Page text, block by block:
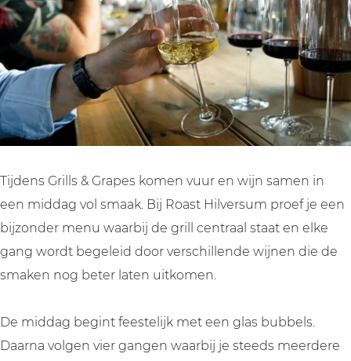
e
s
a
p
e
s
r
a
p
e
e
s
G
r
a
p
s
Tijdens Grills & Grapes komen vuur en wijn samen in
een middag vol smaak. Bij Roast Hilversum proef je een
bijzonder menu waarbij de grill centraal staat en elke
gang wordt begeleid door verschillende wijnen die de
smaken nog beter laten uitkomen.
De middag begint feestelijk met een glas bubbels.
Daarna volgen vier gangen waarbij je steeds meerdere